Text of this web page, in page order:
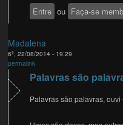
Entre ou Faça-se
Madalena
6ª, 22/08/2014 - 19:29
permalink
Palavras são
Palavras são palavras,